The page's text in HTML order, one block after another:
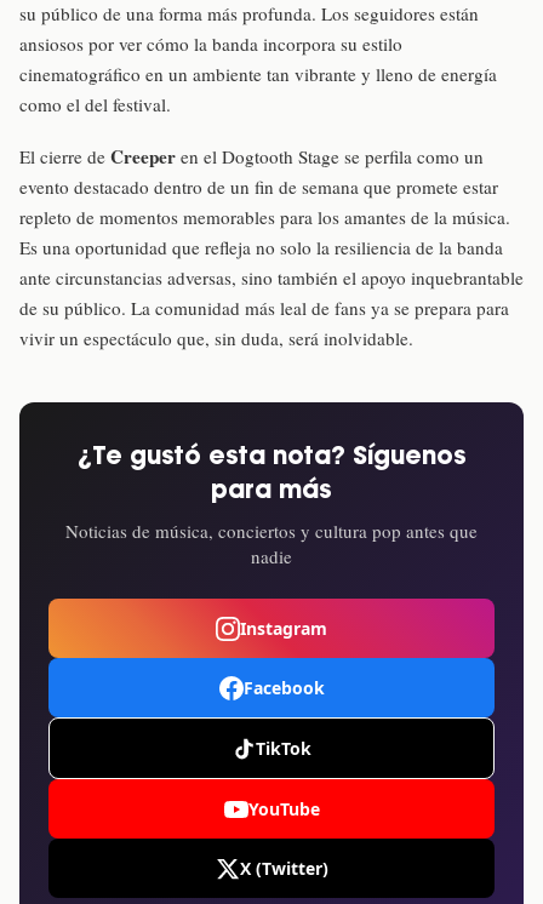
su público de una forma más profunda. Los seguidores están
ansiosos por ver cómo la banda incorpora su estilo
cinematográfico en un ambiente tan vibrante y lleno de energía
como el del festival.
El cierre de Creeper en el Dogtooth Stage se perfila como un
evento destacado dentro de un fin de semana que promete estar
repleto de momentos memorables para los amantes de la música.
Es una oportunidad que refleja no solo la resiliencia de la banda
ante circunstancias adversas, sino también el apoyo inquebrantable
de su público. La comunidad más leal de fans ya se prepara para
vivir un espectáculo que, sin duda, será inolvidable.
¿Te gustó esta nota? Síguenos
para más
Noticias de música, conciertos y cultura pop antes que
nadie
Instagram
Facebook
TikTok
YouTube
X (Twitter)